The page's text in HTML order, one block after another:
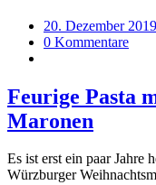
20. Dezember 2019
0 Kommentare
Feurige Pasta
Maronen
Es ist erst ein paar Jahre
Würzburger